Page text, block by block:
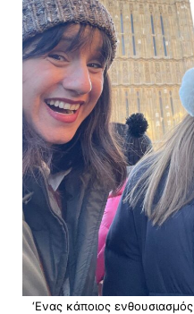
‘Ενας κάποιος